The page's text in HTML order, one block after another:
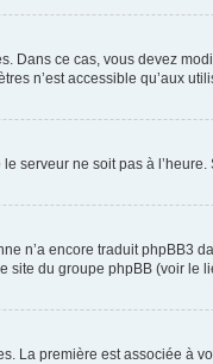
ce cas, vous devez
n’est accessible qu’aux
serveur ne soit pas à
n’a encore traduit phpBB3
site du groupe phpBB (voir le
La première est associée